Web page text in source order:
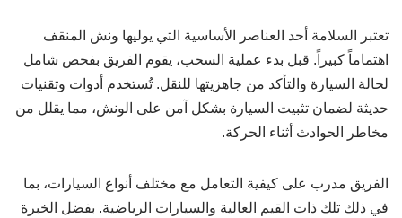
تعتبر السلامة أحد العناصر الأساسية التي يوليها ونش المنقف
اهتماماً كبيراً. قبل بدء عملية السحب، يقوم الفريق بفحص شامل
لحالة السيارة والتأكد من جاهزيتها للنقل. تُستخدم أدوات وتقنيات
حديثة لضمان تثبيت السيارة بشكل آمن على الونش، مما يقلل من
مخاطر الحوادث أثناء الحركة.
الفريق مدرب على كيفية التعامل مع مختلف أنواع السيارات، بما
في ذلك تلك ذات القيم العالية والسيارات الرياضية. بفضل الخبرة